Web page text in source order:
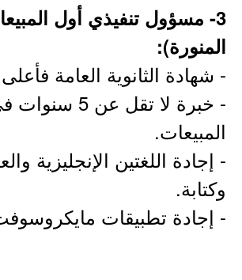
3- مسؤول تنفيذي أول
المنورة):
- شهادة الثانوية العامة
- خبرة لا تقل عن
المبيعات.
- إجادة اللغتين الإنجليزية
وكتابة.
- إجادة تطبيقات